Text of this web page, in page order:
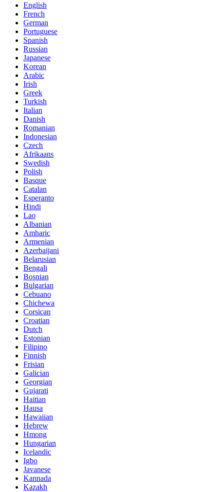
English
French
German
Portuguese
Spanish
Russian
Japanese
Korean
Arabic
Irish
Greek
Turkish
Italian
Danish
Romanian
Indonesian
Czech
Afrikaans
Swedish
Polish
Basque
Catalan
Esperanto
Hindi
Lao
Albanian
Amharic
Armenian
Azerbaijani
Belarusian
Bengali
Bosnian
Bulgarian
Cebuano
Chichewa
Corsican
Croatian
Dutch
Estonian
Filipino
Finnish
Frisian
Galician
Georgian
Gujarati
Haitian
Hausa
Hawaiian
Hebrew
Hmong
Hungarian
Icelandic
Igbo
Javanese
Kannada
Kazakh